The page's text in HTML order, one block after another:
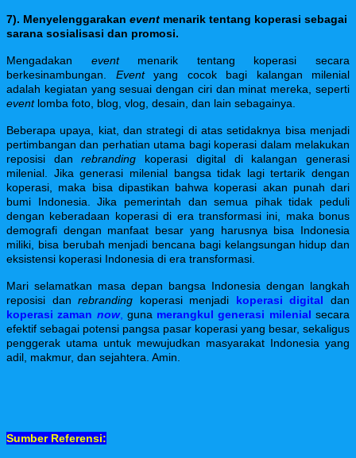
7). Menyelenggarakan event menarik tentang koperasi sebagai
sarana sosialisasi dan promosi.
Mengadakan eventmenarik tentang koperasi secara
berkesinambungan. Eventyang cocok bagi kalangan milenial
adalah kegiatan yang sesuai dengan ciri dan minat mereka, seperti
eventlomba foto, blog, vlog, desain, dan lain sebagainya.
Beberapa upaya, kiat, dan strategi di atas setidaknya bisa menjadi
pertimbangan dan perhatian utama bagi koperasi dalam melakukan
reposisi danrebranding koperasi digital di kalangan generasi
milenial. Jika generasi milenial bangsa tidak lagi tertarik dengan
koperasi, maka bisa dipastikan bahwa koperasi akan punah dari
bumi Indonesia. Jika pemerintah dan semua pihak tidak peduli
dengan keberadaan koperasi di era transformasi ini, maka bonus
demografi dengan manfaat besar yang harusnya bisa Indonesia
miliki, bisa berubah menjadi bencana bagi kelangsungan hidup dan
eksistensi koperasi Indonesia di era transformasi.
Mari selamatkan masa depan bangsa Indonesia dengan langkah
reposisi danrebranding koperasi menjadi koperasi digitaldan
koperasi zaman now, guna merangkul generasi milenial secara
efektif sebagai potensi pangsa pasar koperasi yang besar, sekaligus
penggerak utama untuk mewujudkan masyarakat Indonesia yang
adil, makmur, dan sejahtera. Amin.
Sumber Referensi: